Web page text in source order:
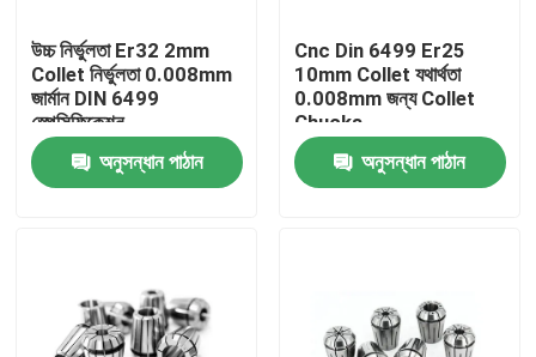
উচ্চ নির্ভুলতা Er32 2mm
Collet নির্ভুলতা 0.008mm
জার্মান DIN 6499
স্পেসিফিকেশন
অনুসন্ধান পাঠান
Cnc Din 6499 Er25
10mm Collet যথার্থতা
0.008mm জন্য Collet
Chucks
অনুসন্ধান পাঠান